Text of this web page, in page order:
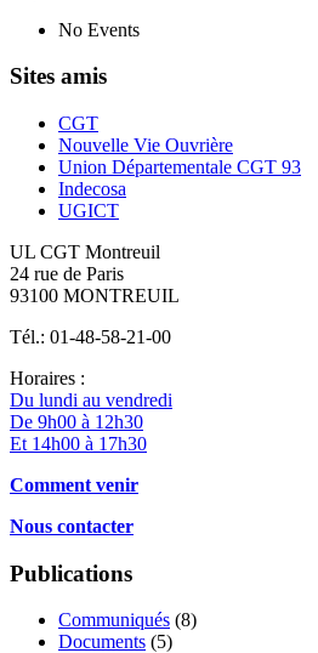
No Events
Sites amis
CGT
Nouvelle Vie Ouvrière
Union Départementale CGT 93
Indecosa
UGICT
UL CGT Montreuil
24 rue de Paris
93100 MONTREUIL
Tél.: 01-48-58-21-00
Horaires :
Du lundi au vendredi
De 9h00 à 12h30
Et 14h00 à 17h30
Comment venir
Nous contacter
Publications
Communiqués (8)
Documents (5)